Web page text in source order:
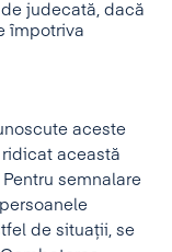
judecată, dacă
împotriva
aceste
ridicat această
semnalare
de situații, se